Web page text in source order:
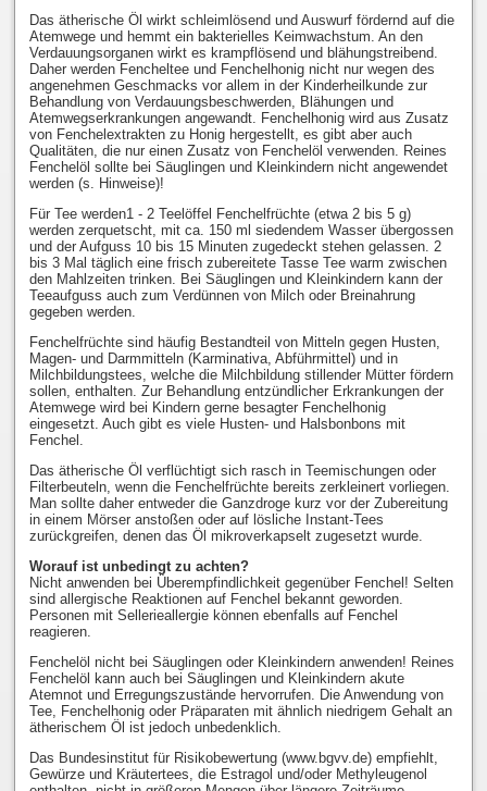
Das ätherische Öl wirkt schleimlösend und Auswurf fördernd auf die
Atemwege und hemmt ein bakterielles Keimwachstum. An den
Verdauungsorganen wirkt es krampflösend und blähungstreibend.
Daher werden Fencheltee und Fenchelhonig nicht nur wegen des
angenehmen Geschmacks vor allem in der Kinderheilkunde zur
Behandlung von Verdauungsbeschwerden, Blähungen und
Atemwegserkrankungen angewandt. Fenchelhonig wird aus Zusatz
von Fenchelextrakten zu Honig hergestellt, es gibt aber auch
Qualitäten, die nur einen Zusatz von Fenchelöl verwenden. Reines
Fenchelöl sollte bei Säuglingen und Kleinkindern nicht angewendet
werden (s. Hinweise)!
Für Tee werden1 - 2 Teelöffel Fenchelfrüchte (etwa 2 bis 5 g)
werden zerquetscht, mit ca. 150 ml siedendem Wasser übergossen
und der Aufguss 10 bis 15 Minuten zugedeckt stehen gelassen. 2
bis 3 Mal täglich eine frisch zubereitete Tasse Tee warm zwischen
den Mahlzeiten trinken. Bei Säuglingen und Kleinkindern kann der
Teeaufguss auch zum Verdünnen von Milch oder Breinahrung
gegeben werden.
Fenchelfrüchte sind häufig Bestandteil von Mitteln gegen Husten,
Magen- und Darmmitteln (Karminativa, Abführmittel) und in
Milchbildungstees, welche die Milchbildung stillender Mütter fördern
sollen, enthalten. Zur Behandlung entzündlicher Erkrankungen der
Atemwege wird bei Kindern gerne besagter Fenchelhonig
eingesetzt. Auch gibt es viele Husten- und Halsbonbons mit
Fenchel.
Das ätherische Öl verflüchtigt sich rasch in Teemischungen oder
Filterbeuteln, wenn die Fenchelfrüchte bereits zerkleinert vorliegen.
Man sollte daher entweder die Ganzdroge kurz vor der Zubereitung
in einem Mörser anstoßen oder auf lösliche Instant-Tees
zurückgreifen, denen das Öl mikroverkapselt zugesetzt wurde.
Worauf ist unbedingt zu achten?
Nicht anwenden bei Überempfindlichkeit gegenüber Fenchel! Selten
sind allergische Reaktionen auf Fenchel bekannt geworden.
Personen mit Sellerieallergie können ebenfalls auf Fenchel
reagieren.
Fenchelöl nicht bei Säuglingen oder Kleinkindern anwenden! Reines
Fenchelöl kann auch bei Säuglingen und Kleinkindern akute
Atemnot und Erregungszustände hervorrufen. Die Anwendung von
Tee, Fenchelhonig oder Präparaten mit ähnlich niedrigem Gehalt an
ätherischem Öl ist jedoch unbedenklich.
Das Bundesinstitut für Risikobewertung (www.bgvv.de) empfiehlt,
Gewürze und Kräutertees, die Estragol und/oder Methyleugenol